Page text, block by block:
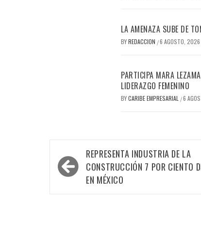
LA AMENAZA SUBE DE
BYREDACCION /6 AGOSTO, 2026
PARTICIPA MARA
LIDERAZGO FEMENINO
BYCARIBE EMPRESARIAL /6
Navegación
de
entradas
REPRESENTA INDUSTRIA DE LA
CONSTRUCCIÓN 7 POR CIENTO
EN MÉXICO